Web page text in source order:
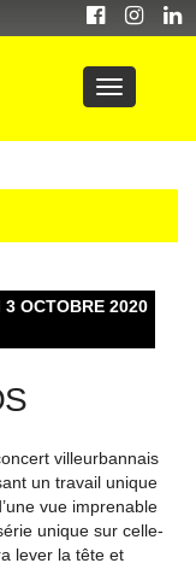
3 OCTOBRE 2020
villeurbannais
un travail unique
vue imprenable
unique sur celle-
lever la tête et